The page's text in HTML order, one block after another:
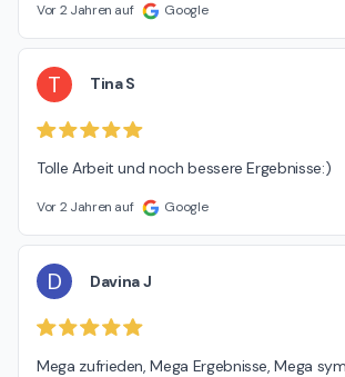
Vor 2 Jahren auf Google
T Tina S
Tolle Arbeit und noch bessere Ergebnisse:)
Vor 2 Jahren auf Google
D Davina J
Mega zufrieden, Mega Ergebnisse, Mega